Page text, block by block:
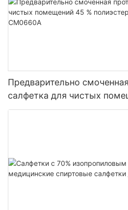
Предварительно
салфетка для чистых
полиэстер 55 %